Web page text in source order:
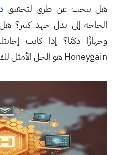
هل تبحث عن طرق لتحقيق
الحاجة إلى بذل جهد كبير؟
وجهازًا ذكيًا؟ إذا كانت
Honeygain هو الحل الأمثل لك.